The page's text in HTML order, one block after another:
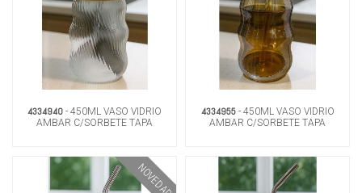
4334940 - 450ML VASO VIDRIO
AMBAR C/SORBETE TAPA
4334955- 450ML VASO VIDRIO
AMBAR C/SORBETE TAPA
NOVEDAD